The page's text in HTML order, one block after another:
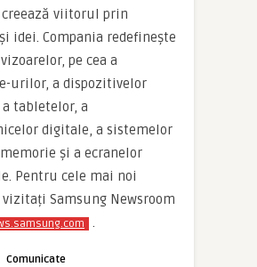
viitorul prin
idei. Compania redefinește
pe cea a
urilor, a dispozitivelor
tabletelor, a
digitale, a sistemelor
și a ecranelor
Pentru cele mai noi
Samsung Newsroom
.
Comunicate